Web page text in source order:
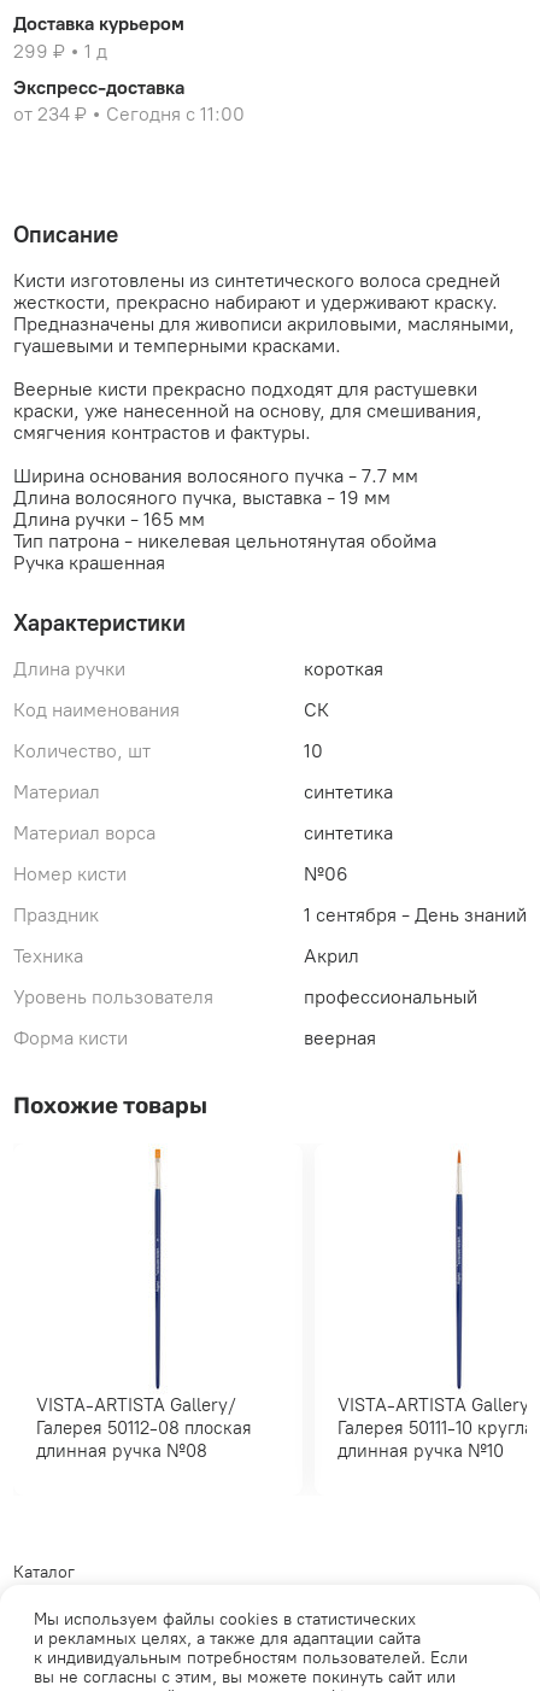
Доставка курьером
299 ₽
1 д
Экспресс-доставка
от 234 ₽
Сегодня с 11:00
Описание
Кисти изготовлены из синтетического волоса средней
жесткости, прекрасно набирают и удерживают краску.
Предназначены для живописи акриловыми, масляными,
гуашевыми и темперными красками.
Веерные кисти прекрасно подходят для растушевки
краски, уже нанесенной на основу, для смешивания,
смягчения контрастов и фактуры.
Ширина основания волосяного пучка - 7.7 мм
Длина волосяного пучка, выставка - 19 мм
Длина ручки - 165 мм
Тип патрона - никелевая цельнотянутая обойма
Ручка крашенная
Характеристики
Длина ручки
короткая
Код наименования
СК
Количество, шт
10
Материал
синтетика
Материал ворса
синтетика
Номер кисти
№06
Праздник
1 сентября - День знаний
Техника
Акрил
Уровень пользователя
профессиональный
Форма кисти
веерная
Похожие товары
VISTA-ARTISTA Gallery/
Галерея 50112-08 плоская
длинная ручка №08
VISTA-ARTISTA Gallery/
Галерея 50111-10 круглая
длинная ручка №10
Каталог
Обратная связь
Политика обработки
Телеграм
Мы используем файлы cookies в статистических
и рекламных целях, а также для адаптации сайта
к индивидуальным потребностям пользователей. Если
вы не согласны с этим, вы можете покинуть сайт или